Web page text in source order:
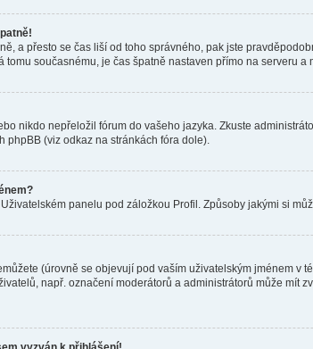
a přesto se čas liší od toho správného, pak jste
současnému, je čas špatně nastaven přímo na serveru a
nikdo nepřeložil fórum do vašeho jazyka. Zkuste
phpBB (viz odkaz na stránkách fóra dole).
panelu pod záložkou Profil. Způsoby jakými si
(úrovně se objevují pod vaším uživatelským jménem
např. označení moderátorů a administrátorů může